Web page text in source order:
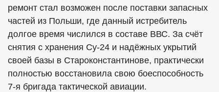
ремонт стал возможен после поставки запасных
частей из Польши, где данный истребитель
долгое время числился в составе ВВС. За счёт
снятия с хранения Су-24 и надёжных укрытий
своей базы в Староконстантинове, практически
полностью восстановила свою боеспособность
7-я бригада тактической авиации.